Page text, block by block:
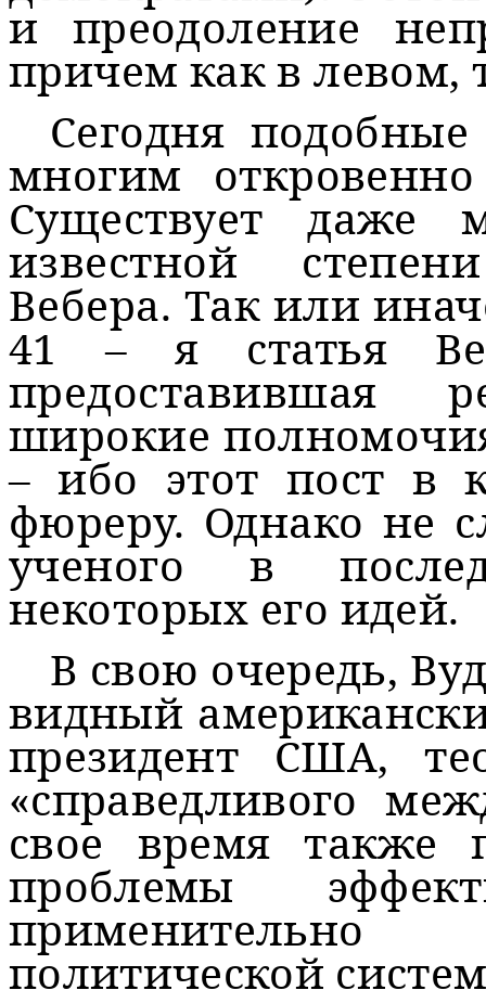
и преодоление
причем как в левом,
Сегодня
многим
Существует даже
известной
Вебера. Так или
41 – я статья
предоставившая
широкие
– ибо этот пост в
фюреру. Однако не
ученого в
некоторых его идей.
В свою очередь,
видный
президент США,
«справедливого
свое время также
проблемы
политической